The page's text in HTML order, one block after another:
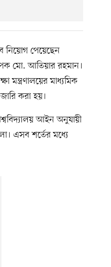
নিয়োগ পেয়েছেন
মো. আতিয়ার রহমান।
মন্ত্রণালয়ের মাধ্যমিক
করা হয়।
আইন অনুযায়ী
এসব শর্তের মধ্যে